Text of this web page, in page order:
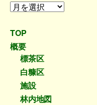
過
の
投
稿
TOP
概要
標茶区
白糠区
施設
林内地図